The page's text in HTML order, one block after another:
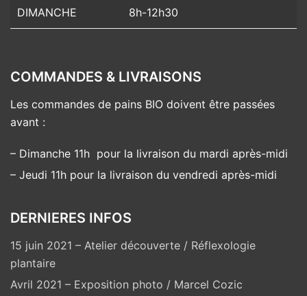
DIMANCHE 8h-12h30
COMMANDES & LIVRAISONS
Les commandes de pains BIO doivent être passées
avant :
– Dimanche 11h pour la livraison du mardi après-midi
– Jeudi 11h pour la livraison du vendredi après-midi
DERNIERES INFOS
15 juin 2021 – Atelier découverte / Réflexologie
plantaire
Avril 2021 – Exposition photo / Marcel Cozic